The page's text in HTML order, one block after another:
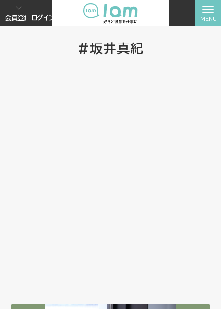
会員登録 ログイン
#坂井真紀